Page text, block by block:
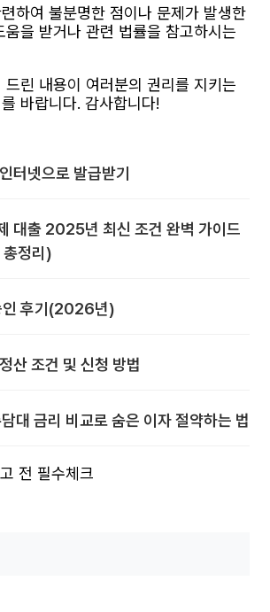
하여 불분명한 점이나 문제가 발생한
움을 받거나 관련 법률을 참고하시는
린 내용이 여러분의 권리를 지키는
바랍니다. 감사합니다!
터넷으로 발급받기
대출 2025년 최신 조건 완벽 가이드
총정리)
인 후기(2026년)
산 조건 및 신청 방법
대 금리 비교로 숨은 이자 절약하는 법
전 필수체크